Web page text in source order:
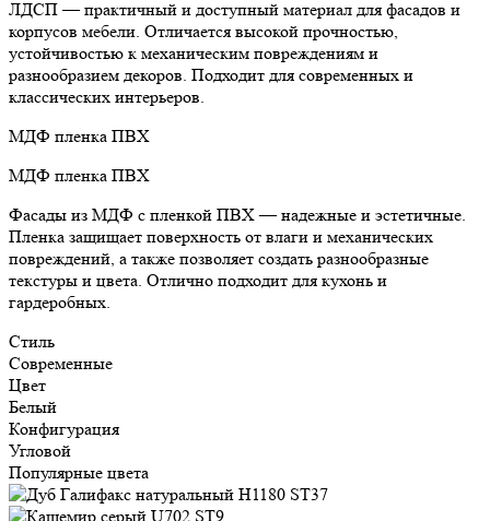
ЛДСП — практичный и доступный материал для фасадов и
корпусов мебели. Отличается высокой прочностью,
устойчивостью к механическим повреждениям и
разнообразием декоров. Подходит для современных и
классических интерьеров.
МДФ пленка ПВХ
МДФ пленка ПВХ
Фасады из МДФ с пленкой ПВХ — надежные и эстетичные.
Пленка защищает поверхность от влаги и механических
повреждений, а также позволяет создать разнообразные
текстуры и цвета. Отлично подходит для кухонь и
гардеробных.
Стиль
Современные
Цвет
Белый
Конфигурация
Угловой
Популярные цвета